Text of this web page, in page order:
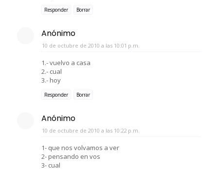
Responder Borrar
Anónimo
10 de octubre de 2010 a las 10:01 p.m.
1.- vuelvo a casa
2.- cual
3.- hoy
Responder Borrar
Anónimo
10 de octubre de 2010 a las 10:22 p.m.
1- que nos volvamos a ver
2- pensando en vos
3- cual